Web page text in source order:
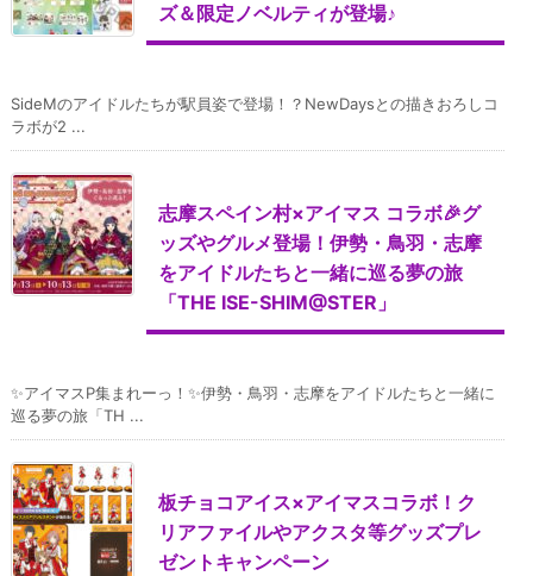
ズ＆限定ノベルティが登場♪
SideMのアイドルたちが駅員姿で登場！？NewDaysとの描きおろしコ
ラボが2 ...
志摩スペイン村×アイマス コラボ🎉グ
ッズやグルメ登場！伊勢・鳥羽・志摩
をアイドルたちと一緒に巡る夢の旅
「THE ISE-SHIM@STER」
✨アイマスP集まれーっ！✨伊勢・鳥羽・志摩をアイドルたちと一緒に
巡る夢の旅「TH ...
板チョコアイス×アイマスコラボ！ク
リアファイルやアクスタ等グッズプレ
ゼントキャンペーン